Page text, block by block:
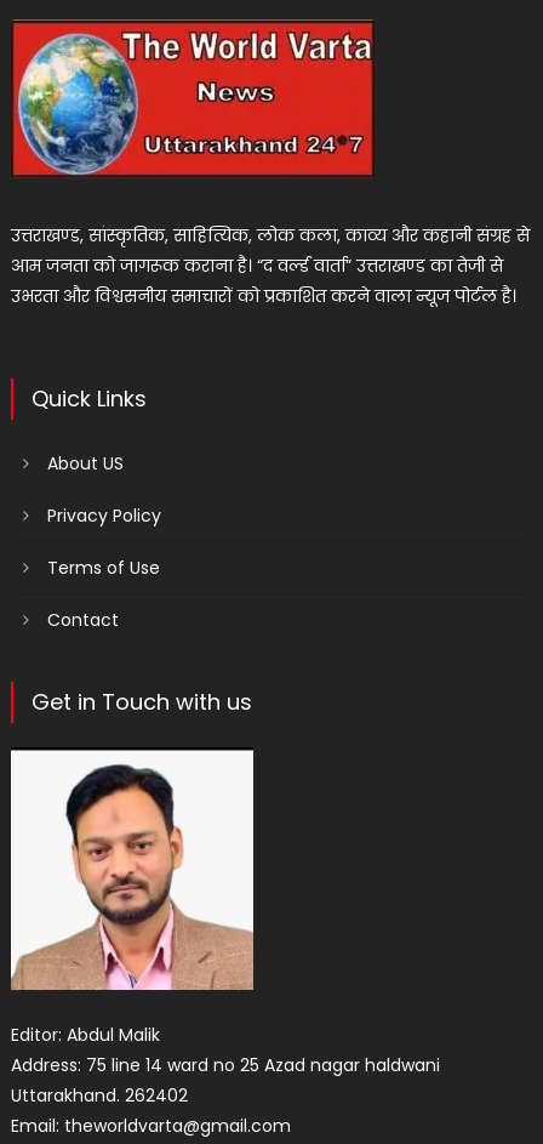
उत्तराखण्ड, सांस्कृतिक, साहित्यिक, लोक कला, काव्य और कहानी संग्रह से
आम जनता को जागरूक कराना है। “द वर्ल्ड वार्ता” उत्तराखण्ड का तेजी से
उभरता और विश्वसनीय समाचारों को प्रकाशित करने वाला न्यूज पोर्टल है।
Quick Links
About US
Privacy Policy
Terms of Use
Contact
Get in Touch with us
Editor: Abdul Malik
Address: 75 line 14 ward no 25 Azad nagar haldwani
Uttarakhand. 262402
Email: theworldvarta@gmail.com